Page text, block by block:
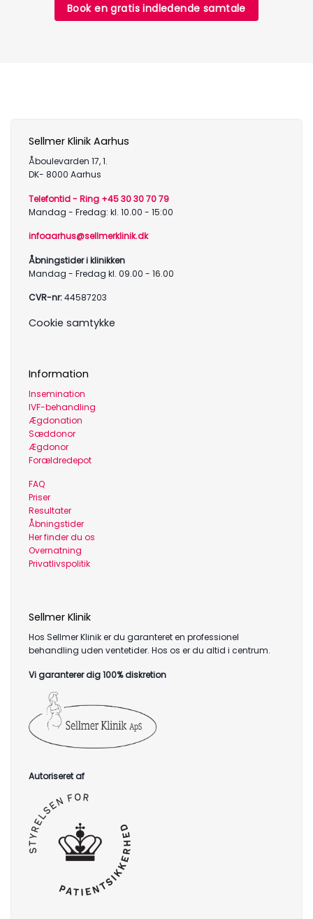
Book en gratis indledende samtale
Sellmer Klinik Aarhus
Åboulevarden 17, 1.
DK- 8000 Aarhus
Telefontid - Ring +45 30 30 70 79
Mandag - Fredag: kl. 10.00 - 15:00
infoaarhus@sellmerklinik.dk
Åbningstider i klinikken
Mandag - Fredag kl. 09.00 - 16.00
CVR-nr:44587203
Cookie samtykke
Information
Insemination
IVF-behandling
Ægdonation
Sæddonor
Ægdonor
Forældredepot
FAQ
Priser
Resultater
Åbningstider
Her finder du os
Overnatning
Privatlivspolitik
Sellmer Klinik
Hos Sellmer Klinik er du garanteret en professionel
behandling uden ventetider. Hos os er du altid i centrum.
Vi garanterer dig 100% diskretion
Autoriseret af